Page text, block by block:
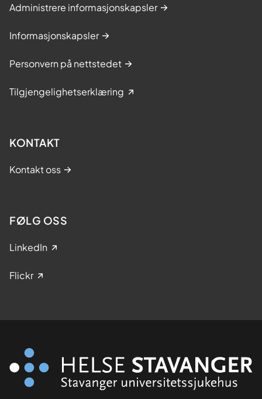
Administrere informasjonskapsler
Informasjonskapsler
Personvern på nettstedet
Tilgjengelighetserklæring
KONTAKT
Kontakt oss
FØLG OSS
LinkedIn
Flickr